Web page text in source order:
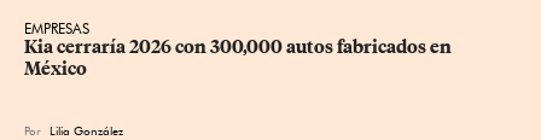
EMPRESAS
Kia cerraría 2026 con 300,000 autos fabricados en
México
Por Lilia González